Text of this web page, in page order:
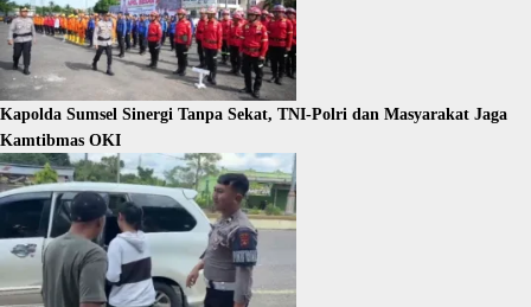
Kapolda Sumsel Sinergi Tanpa Sekat, TNI-Polri dan Masyarakat Jaga
Kamtibmas OKI